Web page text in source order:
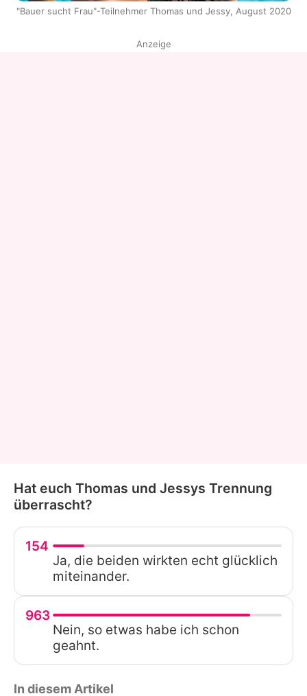
"Bauer sucht Frau"-Teilnehmer Thomas und Jessy, August 2020
Anzeige
Hat euch Thomas und Jessys Trennung
überrascht?
154
Ja, die beiden wirkten echt glücklich
miteinander.
963
Nein, so etwas habe ich schon
geahnt.
In diesem Artikel